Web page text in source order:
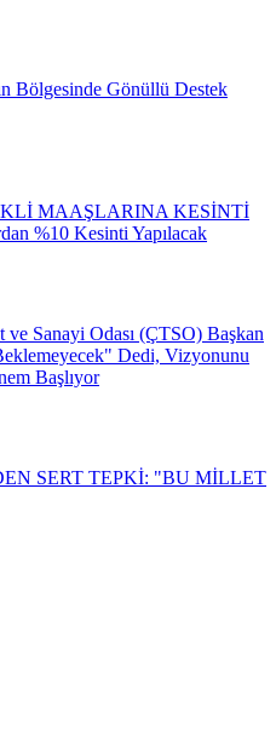
Bölgesinde Gönüllü Destek
MAAŞLARINA KESİNTİ
%10 Kesinti Yapılacak
ve Sanayi Odası (ÇTSO) Başkan
Dedi, Vizyonunu
Başlıyor
SERT TEPKİ: "BU MİLLET